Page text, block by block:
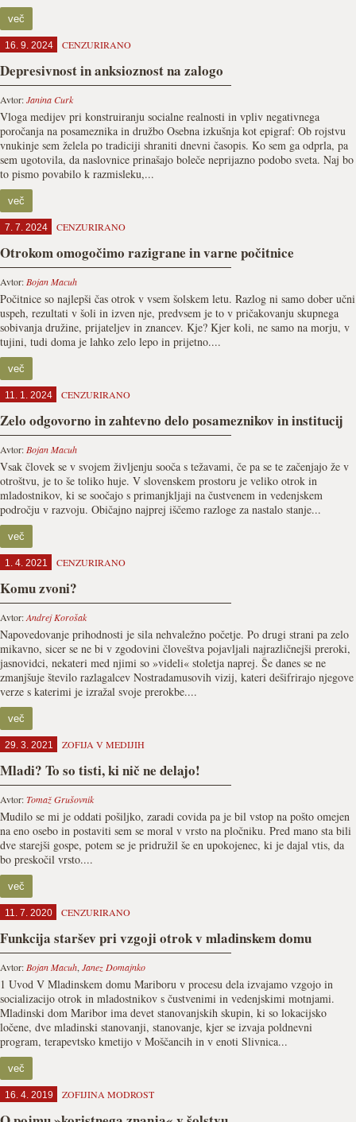
več
16. 9. 2024 CENZURIRANO
Depresivnost in anksioznost na zalogo
Avtor:Janina Curk
Vloga medijev pri konstruiranju socialne realnosti in vpliv negativnega
poročanja na posameznika in družbo Osebna izkušnja kot epigraf: Ob rojstvu
vnukinje sem želela po tradiciji shraniti dnevni časopis. Ko sem ga odprla, pa
sem ugotovila, da naslovnice prinašajo boleče neprijazno podobo sveta. Naj bo
to pismo povabilo k razmisleku,...
več
7. 7. 2024 CENZURIRANO
Otrokom omogočimo razigrane in varne počitnice
Avtor: Bojan Macuh
Počitnice so najlepši čas otrok v vsem šolskem letu. Razlog ni samo dober učni
uspeh, rezultati v šoli in izven nje, predvsem je to v pričakovanju skupnega
sobivanja družine, prijateljev in znancev. Kje? Kjer koli, ne samo na morju, v
tujini, tudi doma je lahko zelo lepo in prijetno....
več
11. 1. 2024 CENZURIRANO
Zelo odgovorno in zahtevno delo posameznikov in institucij
Avtor: Bojan Macuh
Vsak človek se v svojem življenju sooča s težavami, če pa se te začenjajo že v
otroštvu, je to še toliko huje. V slovenskem prostoru je veliko otrok in
mladostnikov, ki se soočajo s primanjkljaji na čustvenem in vedenjskem
področju v razvoju. Običajno najprej iščemo razloge za nastalo stanje...
več
1. 4. 2021 CENZURIRANO
Komu zvoni?
Avtor:Andrej Korošak
Napovedovanje prihodnosti je sila nehvaležno početje. Po drugi strani pa zelo
mikavno, sicer se ne bi v zgodovini človeštva pojavljali najrazličnejši preroki,
jasnovidci, nekateri med njimi so »videli« stoletja naprej. Še danes se ne
zmanjšuje število razlagalcev Nostradamusovih vizij, kateri dešifrirajo njegove
verze s katerimi je izražal svoje prerokbe....
več
29. 3. 2021 ZOFIJA V MEDIJIH
Mladi? To so tisti, ki nič ne delajo!
Avtor:Tomaž Grušovnik
Mudilo se mi je oddati pošiljko, zaradi covida pa je bil vstop na pošto omejen
na eno osebo in postaviti sem se moral v vrsto na pločniku. Pred mano sta bili
dve starejši gospe, potem se je pridružil še en upokojenec, ki je dajal vtis, da
bo preskočil vrsto....
več
11. 7. 2020 CENZURIRANO
Funkcija staršev pri vzgoji otrok v mladinskem domu
Avtor: Bojan Macuh, Janez Domajnko
1 Uvod V Mladinskem domu Mariboru v procesu dela izvajamo vzgojo in
socializacijo otrok in mladostnikov s čustvenimi in vedenjskimi motnjami.
Mladinski dom Maribor ima devet stanovanjskih skupin, ki so lokacijsko
ločene, dve mladinski stanovanji, stanovanje, kjer se izvaja poldnevni
program, terapevtsko kmetijo v Moščancih in v enoti Slivnica...
več
16. 4. 2019 ZOFIJINA MODROST